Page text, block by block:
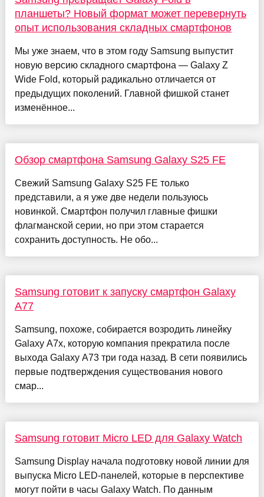
планшеты? Новый формат может перевернуть
опыт использования складных смартфонов
Мы уже знаем, что в этом году Samsung выпустит
новую версию складного смартфона — Galaxy Z
Wide Fold, который радикально отличается от
предыдущих поколений. Главной фишкой станет
изменённое...
Обзор смартфона Samsung Galaxy S25 FE
Свежий Samsung Galaxy S25 FE только
представили, а я уже две недели пользуюсь
новинкой. Смартфон получил главные фишки
флагманской серии, но при этом старается
сохранить доступность. Не обо...
Samsung готовит к запуску смартфон Galaxy
A77
Samsung, похоже, собирается возродить линейку
Galaxy A7x, которую компания прекратила после
выхода Galaxy A73 три года назад. В сети появились
первые подтверждения существования нового
смар...
Samsung готовит Micro LED для Galaxy Watch
Samsung Display начала подготовку новой линии для
выпуска Micro LED-панелей, которые в перспективе
могут пойти в часы Galaxy Watch. По данным